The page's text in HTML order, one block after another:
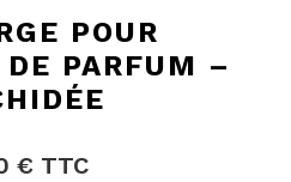
POUR
PARFUM –
€ TTC